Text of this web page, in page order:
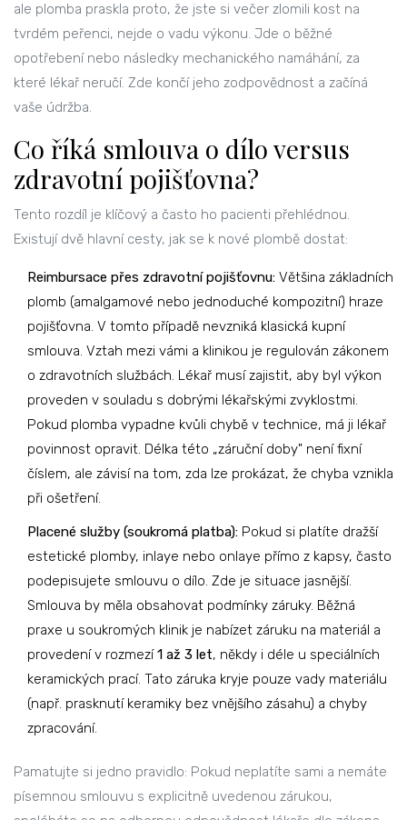
ale plomba praskla proto, že jste si večer zlomili kost na
tvrdém peřenci, nejde o vadu výkonu. Jde o běžné
opotřebení nebo následky mechanického namáhání, za
které lékař neručí. Zde končí jeho zodpovědnost a začíná
vaše údržba.
Co říká smlouva o dílo versus
zdravotní pojišťovna?
Tento rozdíl je klíčový a často ho pacienti přehlédnou.
Existují dvě hlavní cesty, jak se k nové plombě dostat:
Reimbursace přes zdravotní pojišťovnu: Většina základních
plomb (amalgamové nebo jednoduché kompozitní) hraze
pojišťovna. V tomto případě nevzniká klasická kupní
smlouva. Vztah mezi vámi a klinikou je regulován zákonem
o zdravotních službách. Lékař musí zajistit, aby byl výkon
proveden v souladu s dobrými lékařskými zvyklostmi.
Pokud plomba vypadne kvůli chybě v technice, má ji lékař
povinnost opravit. Délka této „záruční doby" není fixní
číslem, ale závisí na tom, zda lze prokázat, že chyba vznikla
při ošetření.
Placené služby (soukromá platba): Pokud si platíte dražší
estetické plomby, inlaye nebo onlaye přímo z kapsy, často
podepisujete smlouvu o dílo. Zde je situace jasnější.
Smlouva by měla obsahovat podmínky záruky. Běžná
praxe u soukromých klinik je nabízet záruku na materiál a
provedení v rozmezí1 až 3 let, někdy i déle u speciálních
keramických prací. Tato záruka kryje pouze vady materiálu
(např. prasknutí keramiky bez vnějšího zásahu) a chyby
zpracování.
Pamatujte si jedno pravidlo: Pokud neplatíte sami a nemáte
písemnou smlouvu s explicitně uvedenou zárukou,